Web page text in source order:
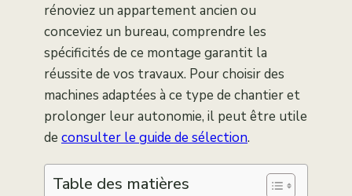
rénoviez un appartement ancien ou
conceviez un bureau, comprendre les
spécificités de ce montage garantit la
réussite de vos travaux. Pour choisir des
machines adaptées à ce type de chantier et
prolonger leur autonomie, il peut être utile
de consulter le guide de sélection.
Table des matières